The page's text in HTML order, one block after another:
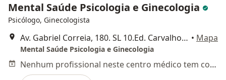
Mental Saúde Psicologia e Ginecologia
Psicólogo, Ginecologista
Av. Gabriel Correia, 180. SL 10.Ed. Carvalho Center. Conj. Castelo Branco. Bairro: Parque Dez de Novembro., Manaus • Mapa
Mental Saúde Psicologia e Ginecologia
Nenhum profissional neste centro médico tem consultas disponíveis